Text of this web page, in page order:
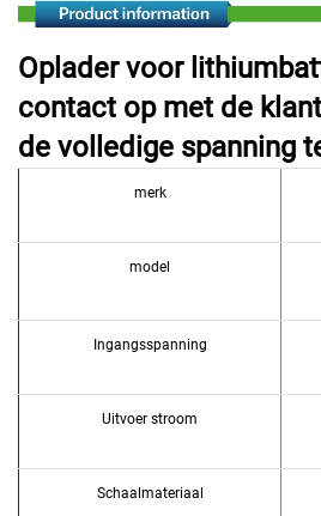
Oplader voor
contact op met de
de volledige spanning
merk
model
Ingangsspanning
Uitvoer stroom
Schaalmateriaal